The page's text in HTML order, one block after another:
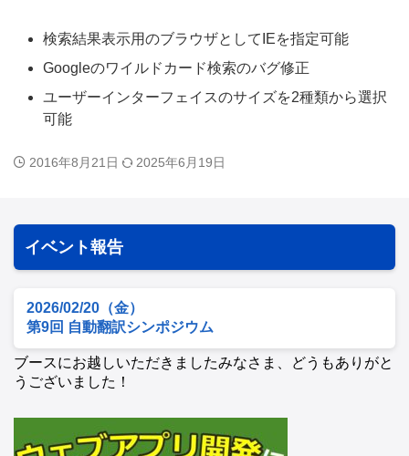
検索結果表示用のブラウザとしてIEを指定可能
Googleのワイルドカード検索のバグ修正
ユーザーインターフェイスのサイズを2種類から選択
可能
2016年8月21日 2025年6月19日
イベント報告
2026/02/20（金）
第9回 自動翻訳シンポジウム
ブースにお越しいただきましたみなさま、どうもありがと
うございました！